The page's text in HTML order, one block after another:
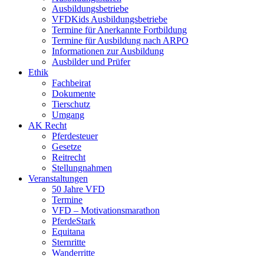
Ausbildungsbetriebe
VFDKids Ausbildungsbetriebe
Termine für Anerkannte Fortbildung
Termine für Ausbildung nach ARPO
Informationen zur Ausbildung
Ausbilder und Prüfer
Ethik
Fachbeirat
Dokumente
Tierschutz
Umgang
AK Recht
Pferdesteuer
Gesetze
Reitrecht
Stellungnahmen
Veranstaltungen
50 Jahre VFD
Termine
VFD – Motivationsmarathon
PferdeStark
Equitana
Sternritte
Wanderritte